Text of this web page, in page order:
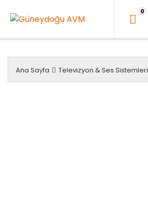
Geç
0
Ana Sayfa Televizyon & Ses Sistemleri